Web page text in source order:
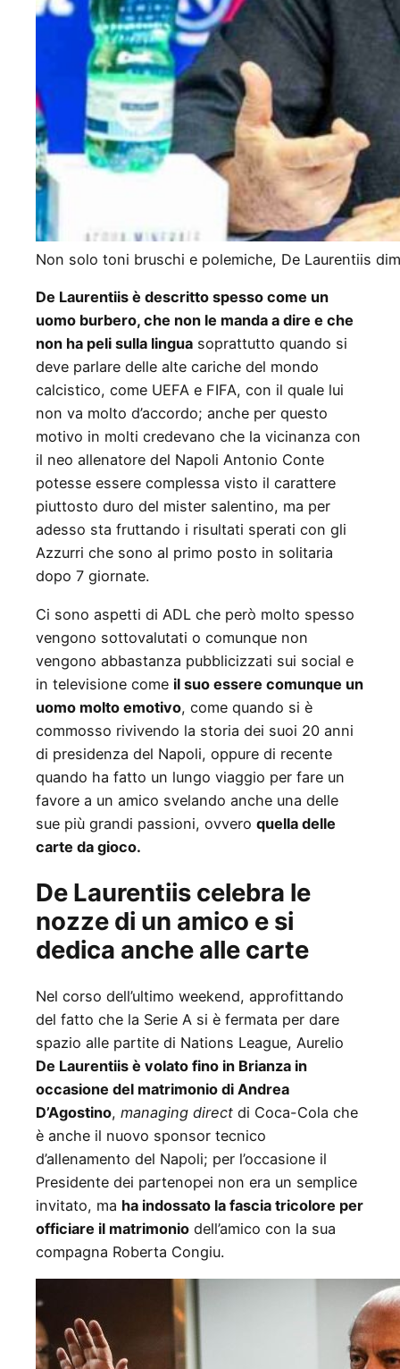
Non solo toni bruschi e polemiche, De Laurentiis
De Laurentiis è descritto spesso come un
uomo burbero, che non le manda a dire e che
non ha peli sulla lingua soprattutto quando si
deve parlare delle alte cariche del mondo
calcistico, come UEFA e FIFA, con il quale lui
non va molto d’accordo; anche per questo
motivo in molti credevano che la vicinanza con
il neo allenatore del Napoli Antonio Conte
potesse essere complessa visto il carattere
piuttosto duro del mister salentino, ma per
adesso sta fruttando i risultati sperati con gli
Azzurri che sono al primo posto in solitaria
dopo 7 giornate.
Ci sono aspetti di ADL che però molto spesso
vengono sottovalutati o comunque non
vengono abbastanza pubblicizzati sui social e
in televisione come il suo essere comunque un
uomo molto emotivo, come quando si è
commosso rivivendo la storia dei suoi 20 anni
di presidenza del Napoli, oppure di recente
quando ha fatto un lungo viaggio per fare un
favore a un amico svelando anche una delle
sue più grandi passioni, ovvero quella delle
carte da gioco.
De Laurentiis celebra le
nozze di un amico e si
dedica anche alle carte
Nel corso dell’ultimo weekend, approfittando
del fatto che la Serie A si è fermata per dare
spazio alle partite di Nations League, Aurelio
De Laurentiis è volato fino in Brianza in
occasione del matrimonio di Andrea
D’Agostino, managing direct di Coca-Cola che
è anche il nuovo sponsor tecnico
d’allenamento del Napoli; per l’occasione il
Presidente dei partenopei non era un semplice
invitato, ma ha indossato la fascia tricolore per
officiare il matrimonio dell’amico con la sua
compagna Roberta Congiu.